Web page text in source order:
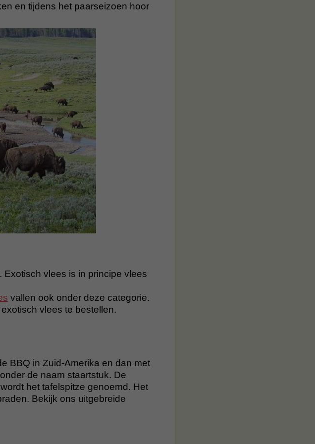
en tijdens het paarseizoen hoor
vlees is in principe vlees
vallen ook onder deze categorie.
vlees te bestellen.
BBQ in Zuid-Amerika en dan met
de naam staartstuk. De
het tafelspitze genoemd. Het
Bekijk ons uitgebreide